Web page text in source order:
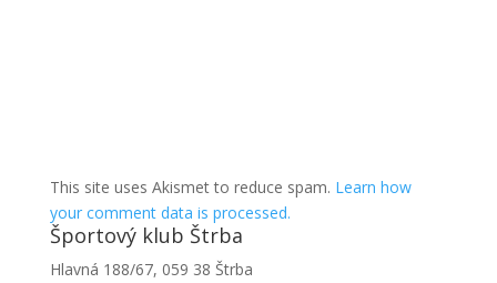
This site uses Akismet to reduce spam. Learn how
your comment data is processed.
Športový klub Štrba
Hlavná 188/67, 059 38 Štrba